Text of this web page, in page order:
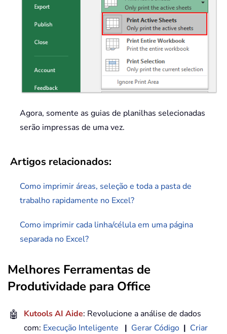
Agora, somente as guias de planilhas selecionadas
serão impressas de uma vez.
Artigos relacionados:
Como imprimir áreas, seleção e toda a pasta de
trabalho rapidamente no Excel?
Como imprimir cada linha/célula em uma página
separada no Excel?
Melhores Ferramentas de
Produtividade para Office
🤖 Kutools AI Aide: Revolucione a análise de dados
com: Execução Inteligente | Gerar Código | Criar